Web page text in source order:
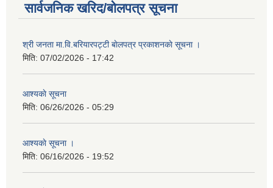
सार्वजनिक खरिद/बोलपत्र सूचना
श्री जनता मा.वि.बरियारपट्टी बाेलपत्र प्रकाशनकाे सूचना ।
मिति: 07/02/2026 - 17:42
आश्यकाे सूचना
मिति: 06/26/2026 - 05:29
आश्यकाे सूचना ।
मिति: 06/16/2026 - 19:52